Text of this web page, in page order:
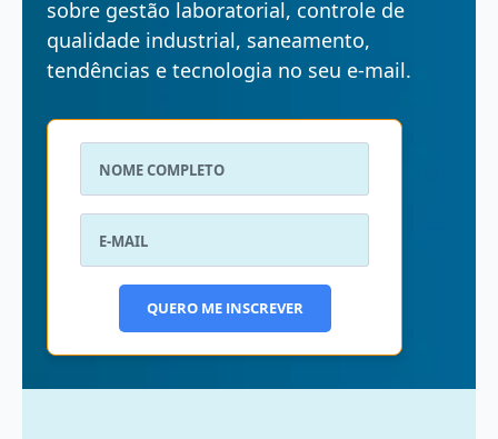
sobre gestão laboratorial, controle de
qualidade industrial, saneamento,
tendências e tecnologia no seu e-mail.
QUERO ME INSCREVER